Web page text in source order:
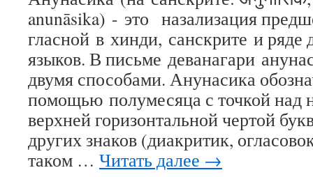
anunāsika) - это назализация
гласной в хинди, санскрите и ряде
языков. В письме деванагари
двумя способами. Анунасика
помощью полумесяца с точкой над
верхней горизонтальной чертой
других знаков (диакритик,
таком … Читать далее →